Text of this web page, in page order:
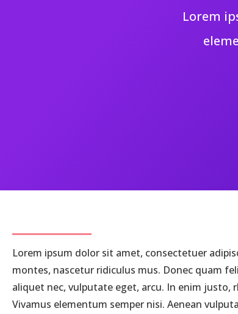
Lorem
Lorem ipsum dolor sit amet, consectetuer
montes, nascetur ridiculus mus. Donec quam
aliquet nec, vulputate eget, arcu. In enim
Vivamus elementum semper nisi. Aenean